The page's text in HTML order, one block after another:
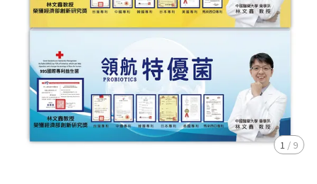
1 / 9